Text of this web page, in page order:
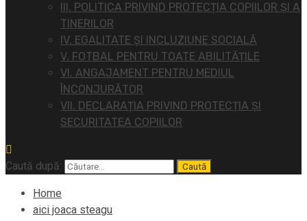
III. POLITICA PRIVIND PROTECȚIA COPIILOR ȘI A
TINERILOR
IV. EGALITATE ȘI INCLUZIUNE SOCIALĂ
V. FOTBAL PENTRU TOATE ABILITĂȚILE
VI. ANGAJAMENT PENTRU MEDIUL
ÎNCONJURĂTOR
VII. DECLARAȚIA PRIVIND PROTECȚIA ȘI
SECURITATEA COPIILOR
Caută după:
Home
aici joaca steagu